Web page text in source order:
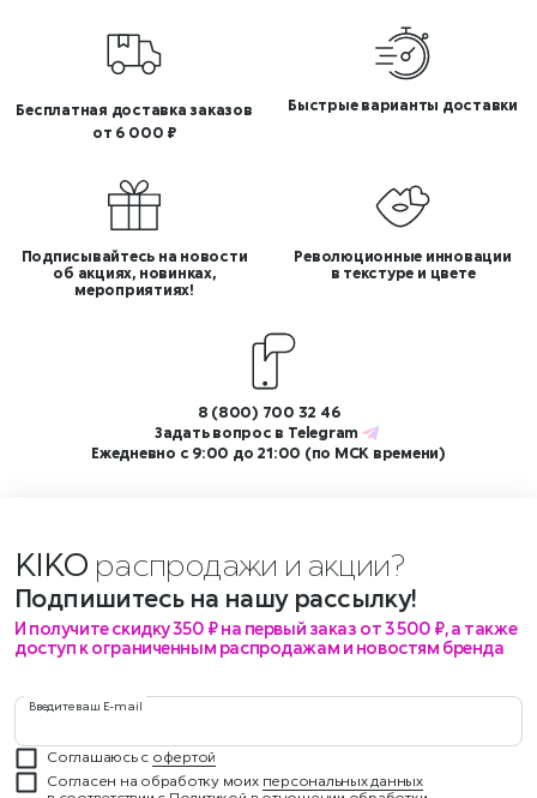
Бесплатная доставка заказов
от 6 000 ₽
Быстрые варианты доставки
Подписывайтесь на новости
об акциях, новинках,
мероприятиях!
Революционные инновации
в текстуре и цвете
8 (800) 700 32 46
Задать вопрос в Telegram
Ежедневно с 9:00 до 21:00 (по МСК времени)
KIKO распродажи и акции?
Подпишитесь на нашу рассылку!
И получите скидку 350 ₽ на первый заказ от 3 500 ₽, а также
доступ к ограниченным распродажам и новостям бренда
Введите ваш E-mail
Соглашаюсь с офертой
Согласен на обработку моих персональных данных